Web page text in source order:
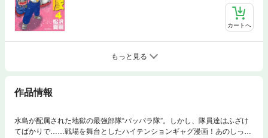
カートへ
もっと見る
作品情報
水島が配属された地獄の最強部隊“パッパラ隊”。しかし、隊員達はふざけ
てばかりで……戦場を舞台としたハイテンションギャグ漫画！あのしっと